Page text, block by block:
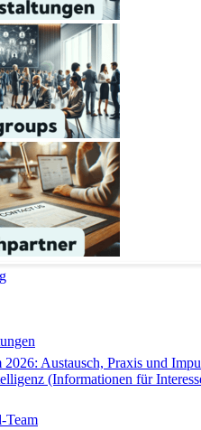
Austausch, Praxis und
(Informationen für
Team